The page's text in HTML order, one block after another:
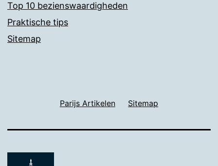
Top 10 bezienswaardigheden
Praktische tips
Sitemap
Parijs Artikelen Sitemap